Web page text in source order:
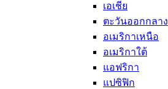
เอเชีย
ตะวันออกกลาง
อเมริกาเหนือ
อเมริกาใต้
แอฟริกา
แปซิฟิก